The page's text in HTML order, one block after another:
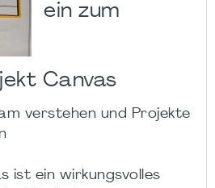
ein zum
Canvas
verstehen und Projekte
ist ein wirkungsvolles